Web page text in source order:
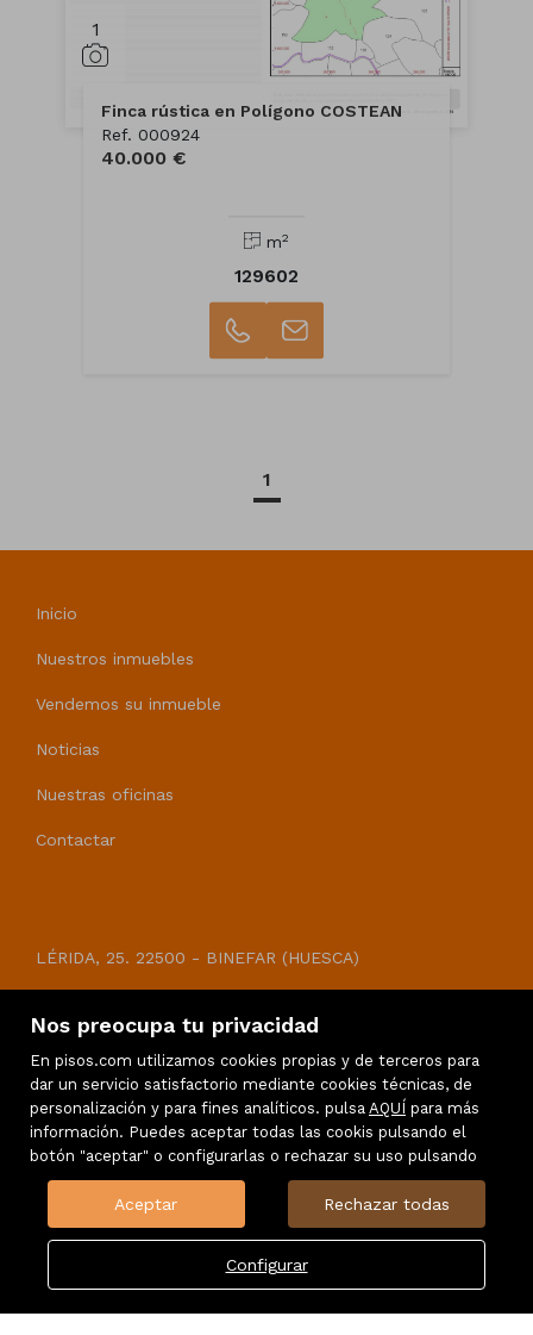
Nos preocupa tu privacidad
En pisos.com utilizamos cookies propias y de terceros para
dar un servicio satisfactorio mediante cookies técnicas, de
personalización y para fines analíticos. pulsa AQUÍ para más
información. Puedes aceptar todas las cookis pulsando el
botón "aceptar" o configurarlas o rechazar su uso pulsando
Aceptar Rechazar todas
Configurar
1
Finca rústica en Polígono COSTEAN
Ref. 000924
40.000 €
m2
129602
1
Inicio
Nuestros inmuebles
Vendemos su inmueble
Noticias
Nuestras oficinas
Contactar
LÉRIDA, 25. 22500 - BINEFAR (HUESCA)
casasycampos@c2inmobiliaria.com